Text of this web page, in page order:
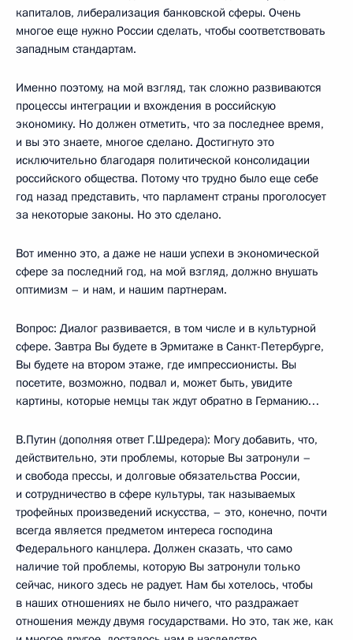
капиталов, либерализация банковской сферы. Очень
многое еще нужно России сделать, чтобы соответствовать
западным стандартам.
Именно поэтому, на мой взгляд, так сложно развиваются
процессы интеграции и вхождения в российскую
экономику. Но должен отметить, что за последнее время,
и вы это знаете, многое сделано. Достигнуто это
исключительно благодаря политической консолидации
российского общества. Потому что трудно было еще себе
год назад представить, что парламент страны проголосует
за некоторые законы. Но это сделано.
Вот именно это, а даже не наши успехи в экономической
сфере за последний год, на мой взгляд, должно внушать
оптимизм – и нам, и нашим партнерам.
Вопрос: Диалог развивается, в том числе и в культурной
сфере. Завтра Вы будете в Эрмитаже в Санкт-Петербурге,
Вы будете на втором этаже, где импрессионисты. Вы
посетите, возможно, подвал и, может быть, увидите
картины, которые немцы так ждут обратно в Германию…
В.Путин (дополняя ответ Г.Шредера): Могу добавить, что,
действительно, эти проблемы, которые Вы затронули –
и свобода прессы, и долговые обязательства России,
и сотрудничество в сфере культуры, так называемых
трофейных произведений искусства, – это, конечно, почти
всегда является предметом интереса господина
Федерального канцлера. Должен сказать, что само
наличие той проблемы, которую Вы затронули только
сейчас, никого здесь не радует. Нам бы хотелось, чтобы
в наших отношениях не было ничего, что раздражает
отношения между двумя государствами. Но это, так же, как